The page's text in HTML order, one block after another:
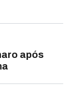
após